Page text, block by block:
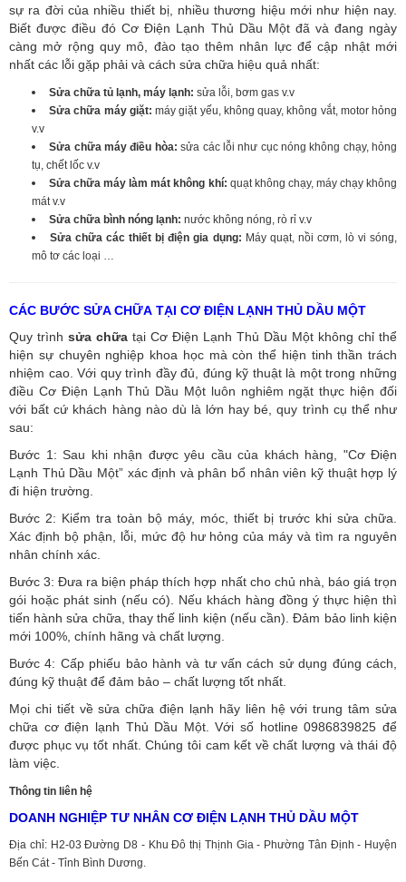
sự ra đời của nhiều thiết bị, nhiều thương hiệu mới như hiện nay.
Biết được điều đó Cơ Điện Lạnh Thủ Dầu Một đã và đang ngày
càng mở rộng quy mô, đào tạo thêm nhân lực để cập nhật mới
nhất các lỗi gặp phải và cách sửa chữa hiệu quả nhất:
Sửa chữa tủ lạnh, máy lạnh: sửa lỗi, bơm gas v.v
Sửa chữa máy giặt:máy giặt yếu, không quay, không vắt, motor hỏng
v.v
Sửa chữa máy điều hòa: sửa các lỗi như cục nóng không chạy, hỏng
tụ, chết lốc v.v
Sửa chữa máy làm mát không khí: quạt không chạy, máy chạy không
mát v.v
Sửa chữa bình nóng lạnh: nước không nóng, rò rỉ v.v
Sửa chữa các thiết bị điện gia dụng: Máy quạt, nồi cơm, lò vi sóng,
mô tơ các loại …
CÁC BƯỚC SỬA CHỮA TẠI CƠ ĐIỆN LẠNH THỦ DẦU MỘT
Quy trình sửa chữa tại Cơ Điện Lạnh Thủ Dầu Một không chỉ thể
hiện sự chuyên nghiệp khoa học mà còn thể hiện tinh thần trách
nhiệm cao. Với quy trình đầy đủ, đúng kỹ thuật là một trong những
điều Cơ Điện Lạnh Thủ Dầu Một luôn nghiêm ngặt thực hiện đối
với bất cứ khách hàng nào dù là lớn hay bé, quy trình cụ thể như
sau:
Bước 1: Sau khi nhận được yêu cầu của khách hàng, "Cơ Điện
Lạnh Thủ Dầu Một” xác định và phân bổ nhân viên kỹ thuật hợp lý
đi hiện trường.
Bước 2: Kiểm tra toàn bộ máy, móc, thiết bị trước khi sửa chữa.
Xác định bộ phận, lỗi, mức độ hư hỏng của máy và tìm ra nguyên
nhân chính xác.
Bước 3: Đưa ra biện pháp thích hợp nhất cho chủ nhà, báo giá trọn
gói hoặc phát sinh (nếu có). Nếu khách hàng đồng ý thực hiện thì
tiến hành sửa chữa, thay thế linh kiện (nếu cần). Đảm bảo linh kiện
mới 100%, chính hãng và chất lượng.
Bước 4: Cấp phiếu bảo hành và tư vấn cách sử dụng đúng cách,
đúng kỹ thuật để đảm bảo – chất lượng tốt nhất.
Mọi chi tiết về sửa chữa điện lạnh hãy liên hệ với trung tâm sửa
chữa cơ điện lạnh Thủ Dầu Một. Với số hotline 0986839825 để
được phục vụ tốt nhất. Chúng tôi cam kết về chất lượng và thái độ
làm việc.
Thông tin liên hệ
DOANH NGHIỆP TƯ NHÂN CƠ ĐIỆN LẠNH THỦ DẦU MỘT
Địa chỉ: H2-03 Đường D8 - Khu Đô thị Thịnh Gia - Phường Tân Định - Huyện
Bến Cát - Tỉnh Bình Dương.